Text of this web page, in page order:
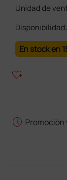
Unidad de
Disponibilidad:
En stock en
heart_plus
schedule Promoción